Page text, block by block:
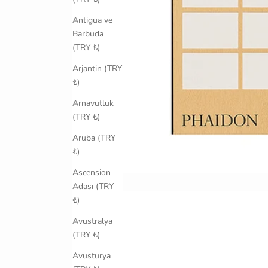
Antigua ve
Barbuda
(TRY ₺)
Arjantin (TRY
₺)
Arnavutluk
(TRY ₺)
Aruba (TRY
₺)
Ascension
Adası (TRY
₺)
Avustralya
(TRY ₺)
Avusturya